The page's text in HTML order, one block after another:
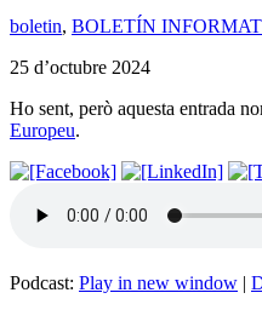
boletin, BOLETÍN
25 d’octubre 2024
Ho sent, però aquesta entrada
Europeu.
Podcast: Play in new window |